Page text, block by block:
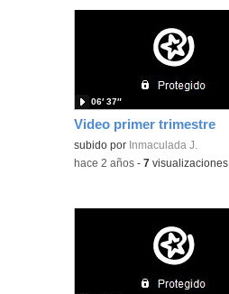
Video primer trimestre
subido por Inmaculada J.
06′ 37″
-hace 2 años -7 visualizaciones